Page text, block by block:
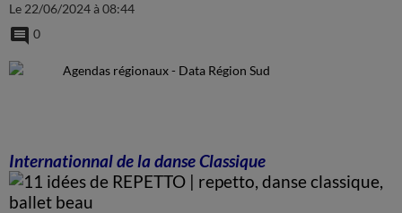
Le 22/06/2024à 08:44
0
Internationnalde la danse Classique